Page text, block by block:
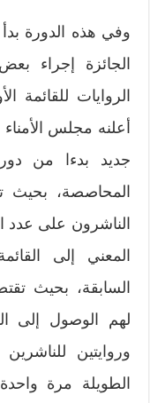
وفي هذه الدورة
الجائزة إجراء
الروايات للقائمة
أعلنه مجلس
جديد بدءا من
المحاصصة، بحيث
الناشرون على عدد
المعني إلى
السابقة، بحيث
لهم الوصول إلى
وروايتين
الطويلة مرة